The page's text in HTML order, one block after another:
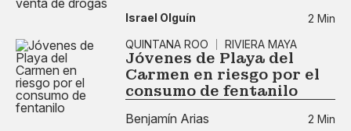
Israel Olguín
2 Min
QUINTANA ROO
RIVIERA MAYA
Jóvenes de Playa del
Carmen en riesgo por el
consumo de fentanilo
Benjamín Arias 2 Min